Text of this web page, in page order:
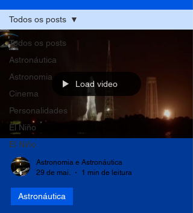
Todos os posts
Astronáutica
Astronomia
Cinema
Personalidades
El Niño
El Niño
Todos os posts
Load video
Astronomia e Astronáutica
29 de mai.
1 min de leitura
Astronáutica